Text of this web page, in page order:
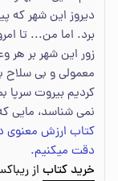
دیروز این شهر که
برد. اما من... تا
زور این شهر بر هر
معمولی و بی سلاح
کردیم بیروت سرپا
نمی شناسد، مایی
کتاب ارزش معنوی
دقت میکنیم.
خرید کتاب از